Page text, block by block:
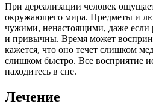
При дереализации человек
окружающего мира. Предметы и
чужими, ненастоящими, даже
и привычны. Время может
кажется, что оно течет слишком
слишком быстро. Все восприятие
находитесь в сне.
Лечение